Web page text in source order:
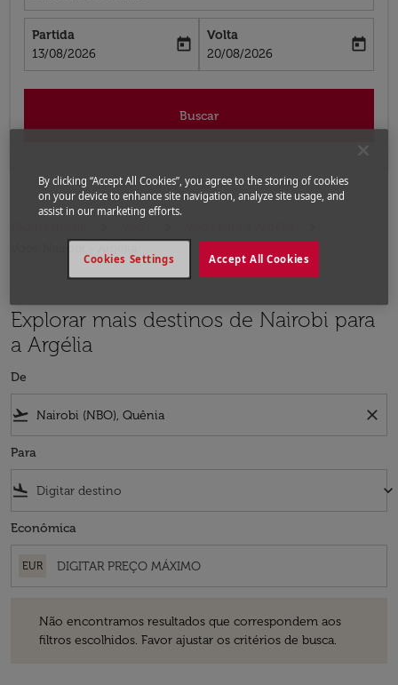
Partida
fc-booking-departure-date-aria-label
13/08/2026
today
Volta
fc-booking-return-date-aria-label
20/08/2026
today
Buscar
Explorar mais destinos de Nairobi para
a Argélia
De
flight_takeoff close
Para
flight_land keyboard_arrow_down
Econômica
EUR
Não encontramos resultados que correspondem aos
filtros escolhidos. Favor ajustar os critérios de busca.
By clicking “Accept All Cookies”, you agree to the storing of cookies
on your device to enhance site navigation, analyze site usage, and
assist in our marketing efforts.
Accept All Cookies
Cookies Settings